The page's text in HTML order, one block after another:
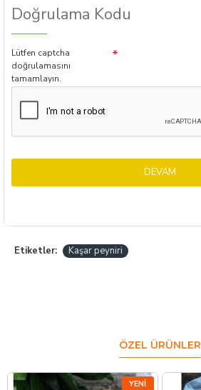
Doğrulama Kodu
Lütfen captcha
doğrulamasını
tamamlayın.
DEVAM
Etiketler: Kaşar peyniri
ÖZEL ÜRÜNLER
YENI